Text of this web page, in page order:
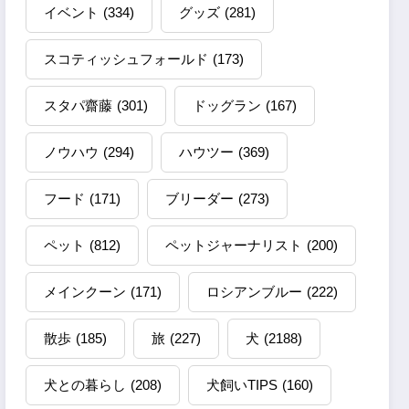
イベント (334) グッズ (281)
スコティッシュフォールド (173)
スタパ齋藤 (301) ドッグラン (167)
ノウハウ (294) ハウツー (369)
フード (171) ブリーダー (273)
ペット (812) ペットジャーナリスト (200)
メインクーン (171) ロシアンブルー (222)
散歩 (185) 旅 (227) 犬 (2188)
犬との暮らし (208) 犬飼いTIPS (160)